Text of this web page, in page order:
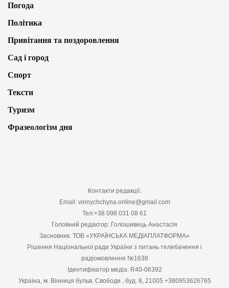
Погода
Політика
Привітання та поздоровлення
Сад і город
Спорт
Тексти
Туризм
Фразеологізм дня
Контакти редакції:
Email: vinnychchyna.online@gmail.com
Тел:+38 098 031 08 61
Головний редактор: Голошивець Анастасія
Засновник: ТОВ «УКРАЇНСЬКА МЕДІАПЛАТФОРМА»
Рішення Національної ради України з питань телебачення і
радіомовлення №1638
Ідентифікатор медіа: R40-06392
Україна, м. Вінниця бульв. Свободи , буд. 8, 21005 +380953626765